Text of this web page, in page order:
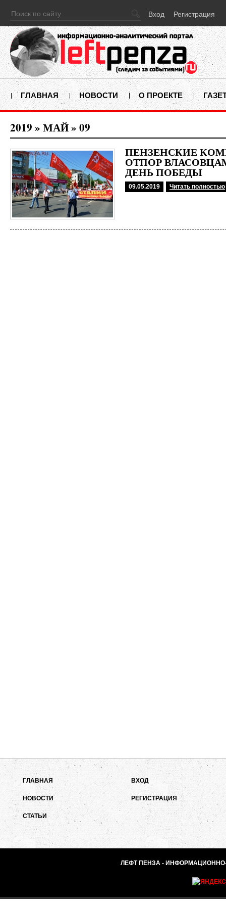
Вход Регистрация
ГЛАВНАЯ НОВОСТИ О ПРОЕКТЕ
2019 » МАЙ» 09
ПЕНЗЕНСКИЕ
ОТПОР
ДЕНЬ ПОБЕДЫ
09.05.2019 Читать полностью
ГЛАВНАЯ
НОВОСТИ
СТАТЬИ
ВХОД
РЕГИСТРАЦИЯ
ЛЕФТ ПЕНЗА - ИНФОРМАЦИОННО-